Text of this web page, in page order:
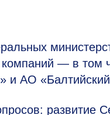
компаний — в том
и АО
развитие